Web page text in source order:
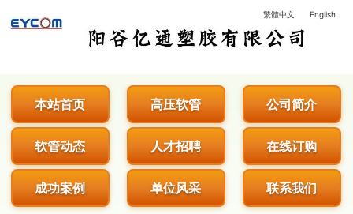
阳谷亿通塑胶有限公司 - 专业生产
繁體中文 English
本站首页 高压软管 公司简介
软管动态 人才招聘 在线订购
成功案例 单位风采 联系我们